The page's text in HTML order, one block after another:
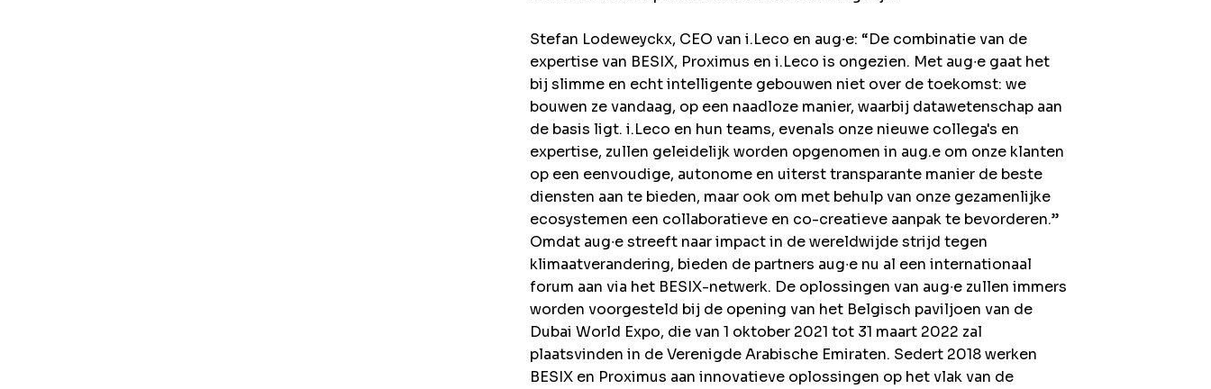
Stefan Lodeweyckx, CEO van i.Leco en aug∙e: “De combinatie van de
expertise van BESIX, Proximus en i.Leco is ongezien. Met aug∙e gaat het
bij slimme en echt intelligente gebouwen niet over de toekomst: we
bouwen ze vandaag, op een naadloze manier, waarbij datawetenschap aan
de basis ligt. i.Leco en hun teams, evenals onze nieuwe collega's en
expertise, zullen geleidelijk worden opgenomen in aug.e om onze klanten
op een eenvoudige, autonome en uiterst transparante manier de beste
diensten aan te bieden, maar ook om met behulp van onze gezamenlijke
ecosystemen een collaboratieve en co-creatieve aanpak te bevorderen.”
Omdat aug∙e streeft naar impact in de wereldwijde strijd tegen
klimaatverandering, bieden de partners aug∙e nu al een internationaal
forum aan via het BESIX-netwerk. De oplossingen van aug∙e zullen immers
worden voorgesteld bij de opening van het Belgisch paviljoen van de
Dubai World Expo, die van 1 oktober 2021 tot 31 maart 2022 zal
plaatsvinden in de Verenigde Arabische Emiraten. Sedert 2018 werken
BESIX en Proximus aan innovatieve oplossingen op het vlak van de